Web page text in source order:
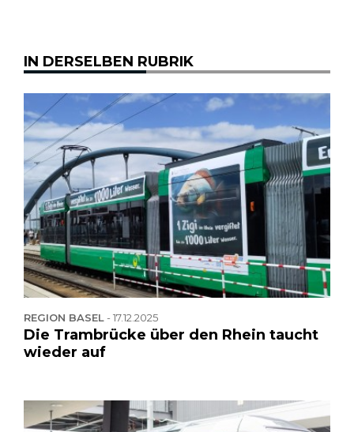
IN DERSELBEN RUBRIK
REGION BASEL-17.12.2025
Die Trambrücke über den Rhein taucht
wieder auf